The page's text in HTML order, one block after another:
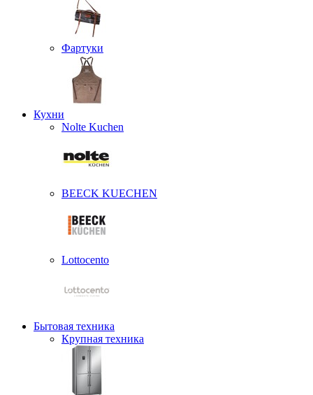
Фартуки
Кухни
Nolte Kuchen
BEECK KUECHEN
Lottocento
Бытовая техника
Крупная техника